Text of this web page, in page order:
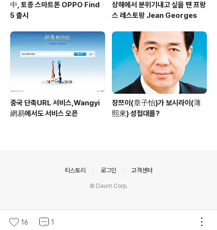
中, 토종 스마트폰 OPPO Find
5 출시
상해에서 분위기내고 싶을 땐 프랑
스 레스토랑 Jean Georges
중국 단축URL 서비스,Wangyi
網易에서도 서비스 오픈
장쯔이(章子怡)가 보시라이(薄
熙來) 성접대를?
16 1
티스토리 로그인 고객센터
© Daum Corp.